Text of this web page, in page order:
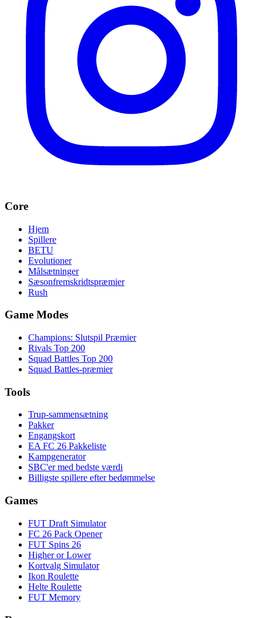
Core
Hjem
Spillere
BETU
Evolutioner
Målsætninger
Sæsonfremskridtspræmier
Rush
Game Modes
Champions: Slutspil Præmier
Rivals Top 200
Squad Battles Top 200
Squad Battles-præmier
Tools
Trup-sammensætning
Pakker
Engangskort
EA FC 26 Pakkeliste
Kampgenerator
SBC'er med bedste værdi
Billigste spillere efter bedømmelse
Games
FUT Draft Simulator
FC 26 Pack Opener
FUT Spins 26
Higher or Lower
Kortvalg Simulator
Ikon Roulette
Helte Roulette
FUT Memory